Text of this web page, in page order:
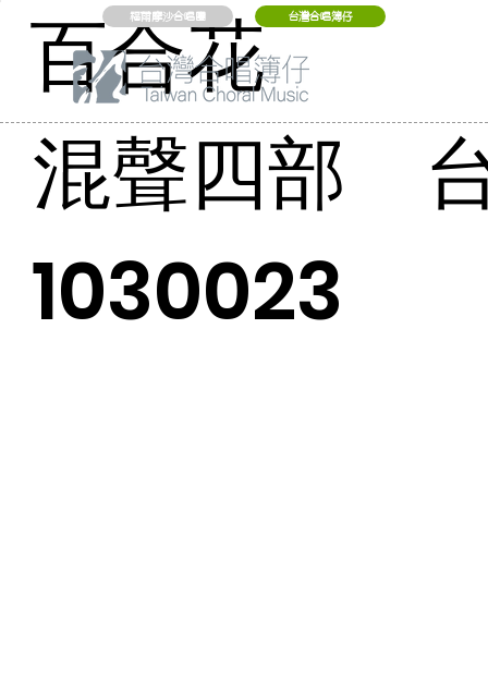
福爾摩沙合唱團 台灣合唱簿仔
百合花
混聲四部
1030023